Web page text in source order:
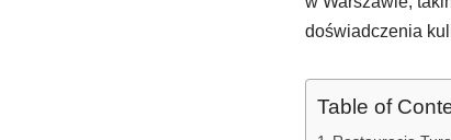
doświadczenia
Table of